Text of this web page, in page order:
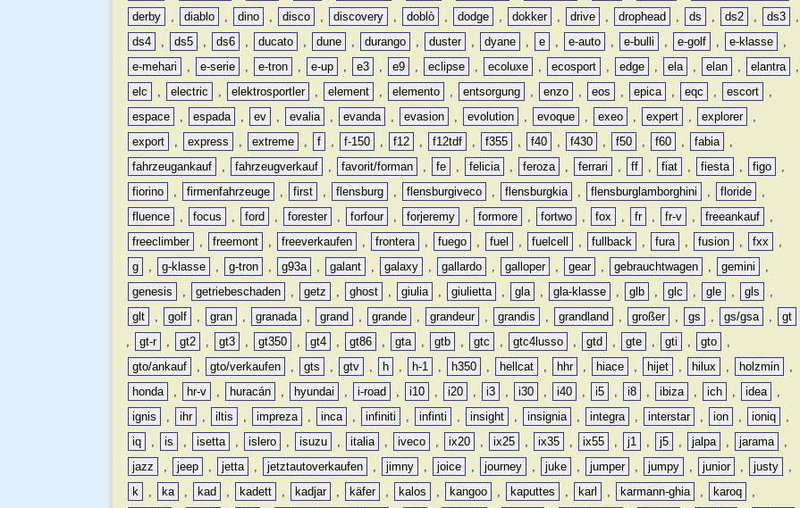
derby
, diablo , dino , disco , discovery , doblò , dodge , dokker , drive , drophead , ds , ds2 , ds3
,
ds4
, ds5 , ds6 , ducato , dune , durango , duster , dyane , e , e-auto , e-bulli , e-golf , e-klasse
,
e-mehari
, e-serie , e-tron , e-up , e3 , e9 , eclipse , ecoluxe , ecosport , edge , ela , elan , elantra
,
elc
, electric , elektrosportler , element , elemento , entsorgung , enzo , eos , epica , eqc , escort
,
espace
, espada , ev , evalia , evanda , evasion , evolution , evoque , exeo , expert , explorer
,
export
, express , extreme , f , f-150 , f12 , f12tdf , f355 , f40 , f430 , f50 , f60 , fabia
,
fahrzeugankauf
, fahrzeugverkauf , favorit/forman , fe , felicia , feroza , ferrari , ff , fiat , fiesta , figo
,
fiorino
, firmenfahrzeuge , first , flensburg , flensburgiveco , flensburgkia , flensburglamborghini , floride
,
fluence
, focus , ford , forester , forfour , forjeremy , formore , fortwo , fox , fr , fr-v , freeankauf
,
freeclimber
, freemont , freeverkaufen , frontera , fuego , fuel , fuelcell , fullback , fura , fusion , fxx
,
g
, g-klasse , g-tron , g93a , galant , galaxy , gallardo , galloper , gear , gebrauchtwagen , gemini
,
genesis
, getriebeschaden , getz , ghost , giulia , giulietta , gla , gla-klasse , glb , glc , gle , gls
,
glt
, golf , gran , granada , grand , grande , grandeur , grandis , grandland , großer , gs , gs/gsa ,
gt
,
gt-r , gt2 , gt3 , gt350 , gt4 , gt86 , gta , gtb , gtc , gtc4lusso , gtd , gte , gti , gto
,
gto/ankauf
, gto/verkaufen , gts , gtv , h , h-1 , h350 , hellcat , hhr , hiace , hijet , hilux , holzmin
,
honda
, hr-v , huracán , hyundai , i-road , i10 , i20 , i3 , i30 , i40 , i5 , i8 , ibiza , ich , idea
,
ignis
, ihr , iltis , impreza , inca , infiniti , infinti , insight , insignia , integra , interstar , ion , ioniq
,
iq
, is , isetta , islero , isuzu , italia , iveco , ix20 , ix25 , ix35 , ix55 , j1 , j5 , jalpa , jarama
,
jazz
, jeep , jetta , jetztautoverkaufen , jimny , joice , journey , juke , jumper , jumpy , junior , justy
,
k
, ka , kad , kadett , kadjar , käfer , kalos , kangoo , kaputtes , karl , karmann-ghia , karoq
,